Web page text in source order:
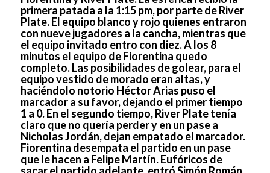
primera patada a la 1:15 pm, por parte de River
Plate. El equipo blanco y rojo quienes entraron
con nueve jugadores a la cancha, mientras que
el equipo invitado entro con diez. A los 8
minutos el equipo de Fiorentina quedo
completo. Las posibilidades de golear, para el
equipo vestido de morado eran altas, y
haciéndolo notorio Héctor Arias puso el
marcador a su favor, dejando el primer tiempo
1 a 0. En el segundo tiempo, River Plate tenía
claro que no quería perder y en un pase a
Nicholas Jordán, dejan empatado el marcador.
Fiorentina desempata el partido en un pase
que le hacen a Felipe Martín. Eufóricos de